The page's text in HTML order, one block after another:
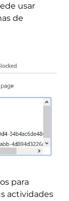
usar
de
para
actividades